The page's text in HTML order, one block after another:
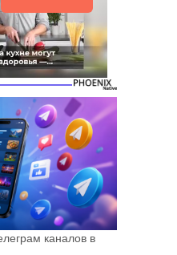
каналов в